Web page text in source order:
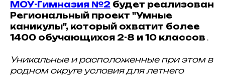
МОУ-Гимназия №2 будет реализован
Региональный проект "Умные
каникулы", который охватит более
1400 обучающихся 2-8 и 10 классов .
Уникальные и расположенные при этом в
родном округе условия для летнего